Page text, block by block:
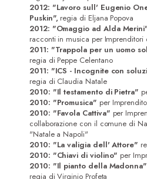
2012: "Lavoro sull' Eugenio
Puskin", regia di Eljana Popova
2012: "Omaggio ad Alda
racconti in musica per Imprenditori
2011: "Trappola per un uomo
regia di Peppe Celentano
2011: "ICS - Incognite con
regia di Claudia Natale
2010: "Il testamento di Pietra"
2010: "Promusica" per
2010: "Favola Cattiva" per
collaborazione con il comune di
"Natale a Napoli"
2010: "La valigia dell' Attore"
2010: "Chiavi di violino" per
2010: "Il pianto della Madonna"
regia di Virginio Profeta